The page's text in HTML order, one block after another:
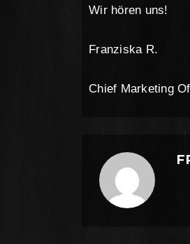
Wir hören uns!
Franziska R.
Chief Marketing